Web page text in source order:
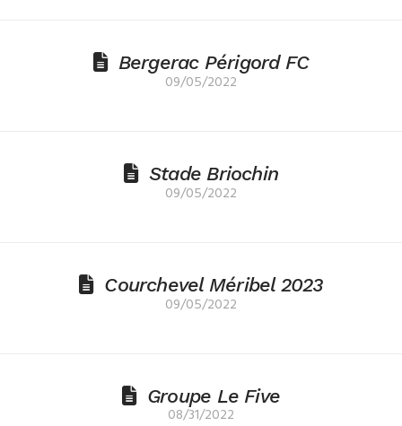
Bergerac Périgord FC
09/05/2022
Stade Briochin
09/05/2022
Courchevel Méribel 2023
09/05/2022
Groupe Le Five
08/31/2022